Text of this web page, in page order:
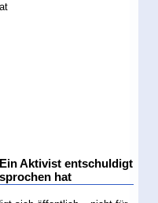
Aktivist entschuldigt
hat